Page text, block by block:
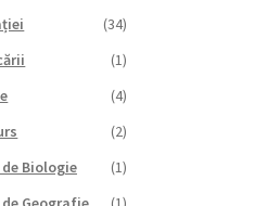
(34)
(1)
(4)
(2)
Biologie
(1)